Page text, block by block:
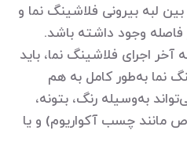
لبه بیرونی فلاشینگ نما و
اجرای فلاشینگ نما، باید
به‌طور کامل به هم
به‌وسیله رنگ، بتونه،
چسب آکواریوم) و یا